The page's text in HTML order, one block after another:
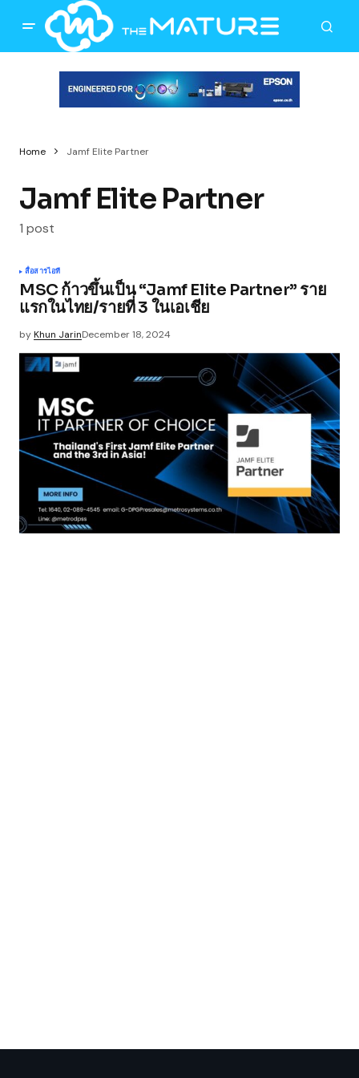
Home Jamf Elite Partner
Jamf Elite Partner
1 post
สื่อสารไอที
MSC ก้าวขึ้นเป็น “Jamf Elite Partner” ราย
แรกในไทย/รายที่ 3 ในเอเชีย
byKhun JarinDecember 18, 2024